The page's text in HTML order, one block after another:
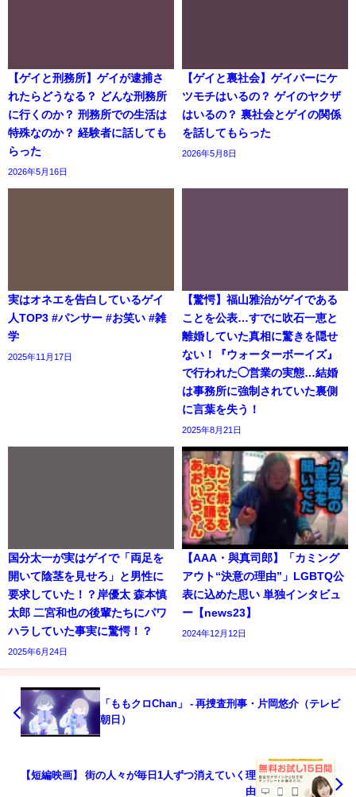
【ゲイと刑務所】ゲイが逮捕さ
れたらどうなる？ どんな刑務所
に行くのか？ 刑務所での生活は
特殊なのか？ 経験者に話しても
らった
2026年5月16日
【ゲイと裏社会】ゲイバーにケ
ツモチはいるの？ ゲイのヤクザ
はいるの？ 裏社会とゲイの関係
を話してもらった
2026年5月8日
実はオネエを告白しているゲイ
人TOP3 #パンサー #お笑い #雑
学
2025年11月17日
【驚愕】福山雅治がゲイである
ことを公表…すでに吹石一恵と
離婚していた真相に驚きを隠せ
ない！『ウォーターボーイズ』
で行われた◯営業の実態…結婚
は事務所に強制されていた裏側
に言葉を失う！
2025年8月21日
国分太一が実はゲイで「両足を
開いて陰茎を見せろ」と男性に
要求していた！？岸優太 森本慎
太郎 二宮和也の後輩たちにパワ
ハラしていた事実に驚愕！？
2025年6月24日
【AAA・與真司郎】「カミング
アウト“決意の理由”」LGBTQ公
表に込めた思い 単独インタビュ
ー【news23】
2024年12月12日
「ももクロChan」 - 再捜査刑事・片岡悠介（テレビ
朝日）
【短編映画】 街の人々が毎日1人ずつ消えていく理
由